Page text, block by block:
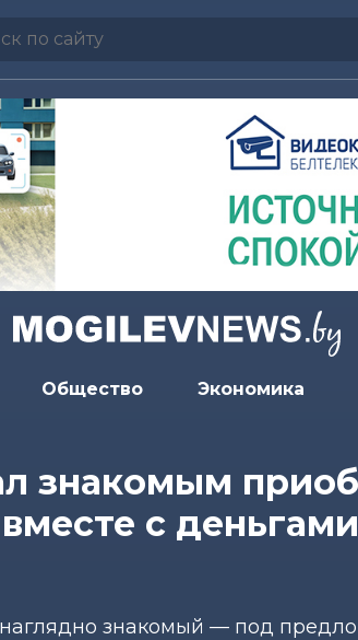
Общество Экономика
знакомым
с
знакомый — под